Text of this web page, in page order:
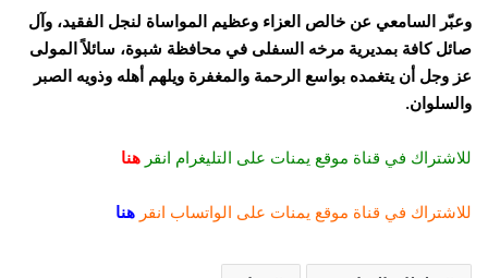
وعبّر السامعي عن خالص العزاء وعظيم المواساة لنجل الفقيد، وآل
صائل كافة بمديرية مرخه السفلى في محافظة شبوة، سائلاً المولى
عز وجل أن يتغمده بواسع الرحمة والمغفرة ويلهم أهله وذويه الصبر
والسلوان.
للاشتراك في قناة موقع يمنات على التليغرام انقر هنا
للاشتراك في قناة موقع يمنات على الواتساب انقر هنا